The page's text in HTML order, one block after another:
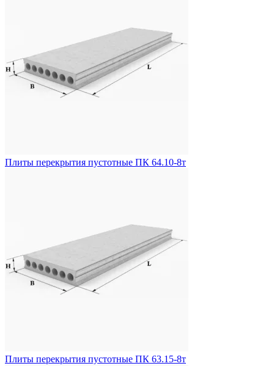
Плиты перекрытия пустотные ПК 64.10-8т
Плиты перекрытия пустотные ПК 63.15-8т